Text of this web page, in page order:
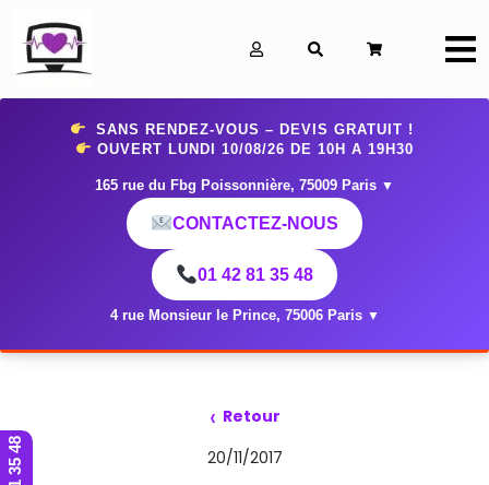
SANS RENDEZ-VOUS – DEVIS GRATUIT !
OUVERT LUNDI 10/08/26 DE 10H A 19H30
165 rue du Fbg Poissonnière, 75009 Paris ▼
CONTACTEZ-NOUS
01 42 81 35 48
4 rue Monsieur le Prince, 75006 Paris ▼
‹ Retour
20/11/2017